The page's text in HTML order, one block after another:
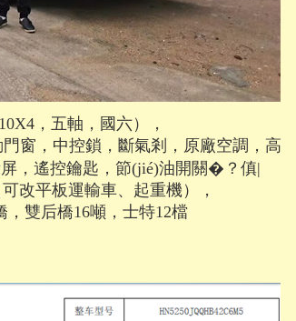
軸，國六），
窗，中控鎖，斷氣剎 ，原廠空調，高
，遙控鑰匙，節(jié)油開關�？傎|
板運輸車、起重機），
，雙后橋16噸，士特12檔